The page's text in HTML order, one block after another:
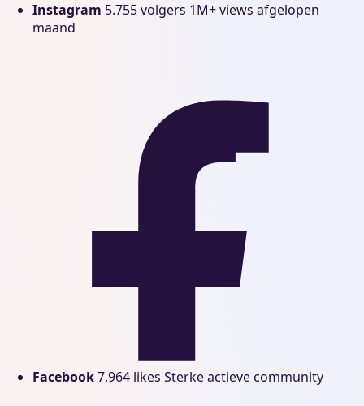
Instagram 5.755 volgers 1M+ views afgelopen
maand
Facebook7.964 likes Sterke actieve community